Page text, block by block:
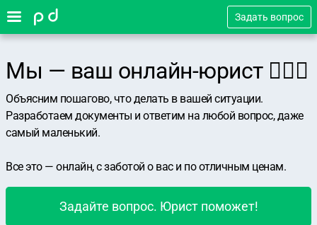
Задать вопрос
Мы — ваш онлайн-юрист 👨🏻‍⚖️
Объясним пошагово, что делать в вашей ситуации.
Разработаем документы и ответим на любой вопрос, даже
самый маленький.
Все это — онлайн, с заботой о вас и по отличным ценам.
Задайте вопрос. Юрист поможет!